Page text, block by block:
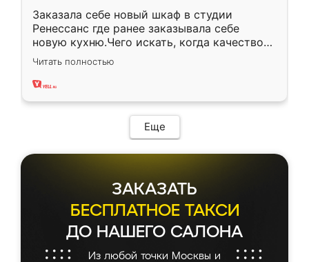
Заказала себе новый шкаф в студии
Ренессанс где ранее заказывала себе
новую кухню.Чего искать, когда качеством
вполне довольна. Служит кухня уже почти
два года, нареканий нет.
Читать полностью
Еще
ЗАКАЗАТЬ
БЕСПЛАТНОЕ ТАКСИ
ДО НАШЕГО САЛОНА
Из любой точки Москвы и